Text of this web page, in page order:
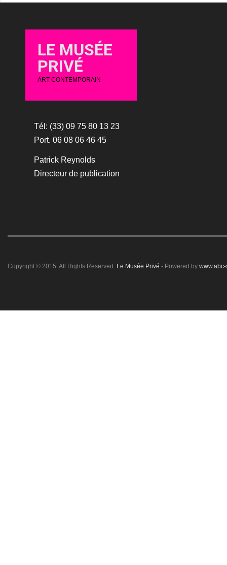
LE MUSÉE
PRIVÉ
ART CONTEMPORAIN
Tél: (33) 09 75 80 13 23
Port. 06 08 06 46 45
Patrick Reynolds
Directeur de publication
Copyright © 2015. All Rights Reserved. Le Musée Privé - Powered by